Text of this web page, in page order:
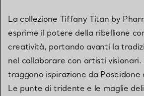
La collezione Tiffany Titan by
esprime il potere della ribellione
creatività, portando avanti la
nel collaborare con artisti visionari.
traggono ispirazione da
Le punte di tridente e le maglie